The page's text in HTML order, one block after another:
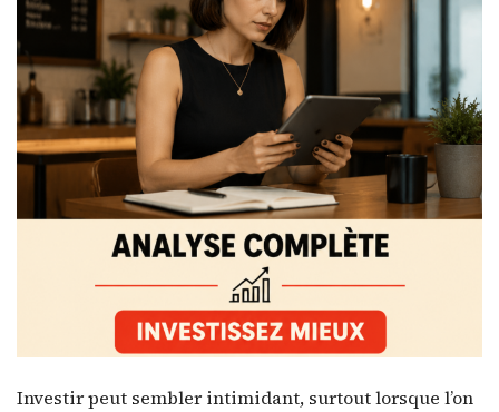
Investir peut sembler intimidant, surtout lorsque l’on